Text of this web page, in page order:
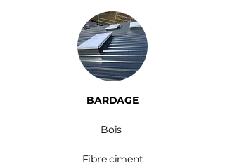
BARDAGE​
Bois ​
Fibre ciment